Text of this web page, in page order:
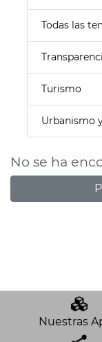
Todas las
Turismo
Urbanismo
No se ha
Nuestras